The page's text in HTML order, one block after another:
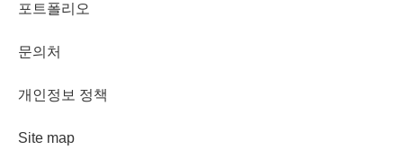
포트폴리오
문의처
개인정보 정책
Site map